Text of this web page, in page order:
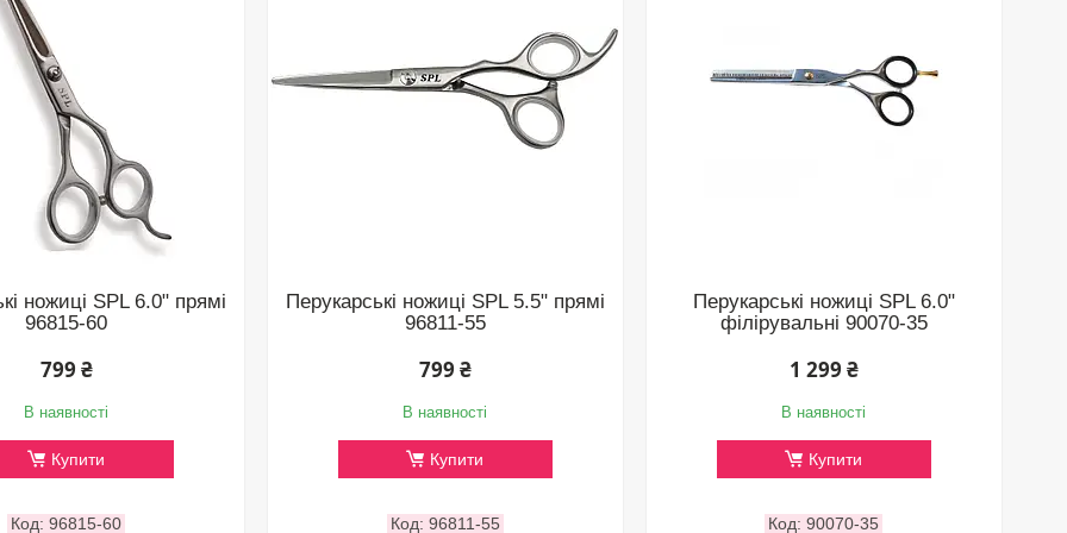
ножиці SPL 6.0" прямі
96815-60
799 ₴
В наявності
Купити
96815-60
Перукарські ножиці SPL 5.5" прямі
96811-55
799 ₴
В наявності
Купити
96811-55
Перукарські ножиці SPL 6.0"
філірувальні 90070-35
1 299 ₴
В наявності
Купити
90070-35